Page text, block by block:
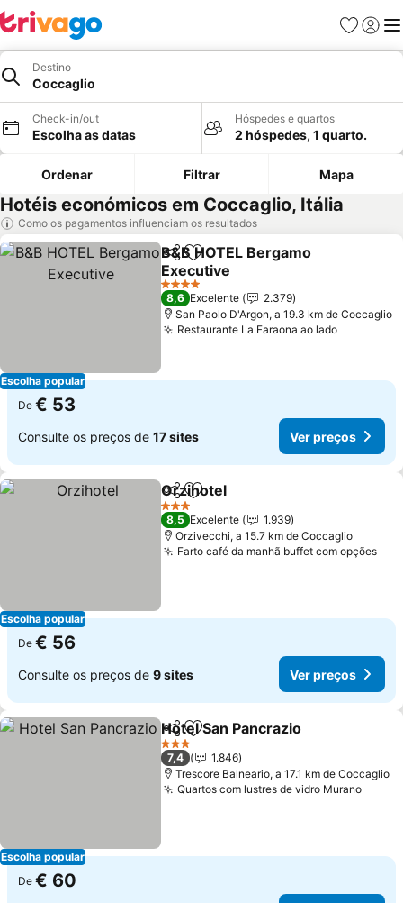
Favoritos
Iniciar
Destino
Coccaglio
Check-in/out
Escolha as datas
Hóspedes e quartos
2 hóspedes, 1 quarto.
Ordenar Filtrar Mapa
Hotéis económicos em Coccaglio, Itália
Como os pagamentos influenciam os resultados
Escolha popular
PartilharAdicionar aos favoritos
B&B HOTEL Bergamo
Executive
4 Estrelas
8,6 Excelente
2.379
San Paolo D'Argon, a 19.3 km de Coccaglio
Restaurante La Faraona ao lado
De € 53
Consulte os preços de 17 sites Ver preços
Escolha popular
PartilharAdicionar aos favoritos
Orzihotel
3 Estrelas
8,5 Excelente
1.939
Orzivecchi, a 15.7 km de Coccaglio
Farto café da manhã buffet com opções
De € 56
Consulte os preços de 9 sites Ver preços
Escolha popular
PartilharAdicionar aos favoritos
Hotel San Pancrazio
3 Estrelas
7,4
1.846
Trescore Balneario, a 17.1 km de Coccaglio
Quartos com lustres de vidro Murano
De € 60